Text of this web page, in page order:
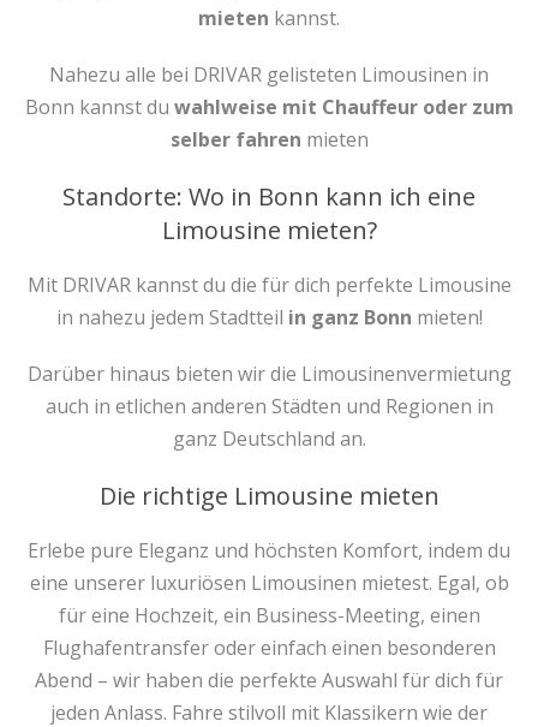
mieten kannst.
Nahezu alle bei DRIVAR gelisteten Limousinen in
Bonn kannst du wahlweise mit Chauffeur oder zum
selber fahren mieten
Standorte: Wo in Bonn kann ich eine
Limousine mieten?
Mit DRIVAR kannst du die für dich perfekte Limousine
in nahezu jedem Stadtteil in ganz Bonn mieten!
Darüber hinaus bieten wir die Limousinenvermietung
auch in etlichen anderen Städten und Regionen in
ganz Deutschland an.
Die richtige Limousine mieten
Erlebe pure Eleganz und höchsten Komfort, indem du
eine unserer luxuriösen Limousinen mietest. Egal, ob
für eine Hochzeit, ein Business-Meeting, einen
Flughafentransfer oder einfach einen besonderen
Abend – wir haben die perfekte Auswahl für dich für
jeden Anlass. Fahre stilvoll mit Klassikern wie der